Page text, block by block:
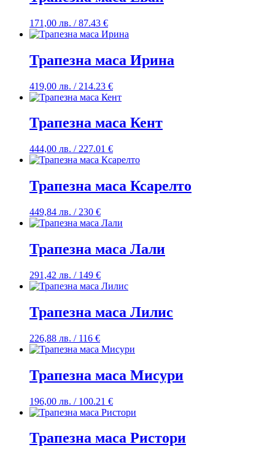
171,00 лв. / 87.43 €
Трапезна маса Ирина
419,00 лв. / 214.23 €
Трапезна маса Кент
444,00 лв. / 227.01 €
Трапезна маса Ксарелто
449,84 лв. / 230 €
Трапезна маса Лали
291,42 лв. / 149 €
Трапезна маса Лилис
226,88 лв. / 116 €
Трапезна маса Мисури
196,00 лв. / 100.21 €
Трапезна маса Ристори